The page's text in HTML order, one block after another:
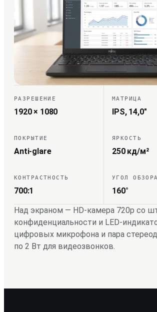
РАЗРЕШЕНИЕ
1920 × 1080
МАТРИЦА
IPS, 14,0″
ПОКРЫТИЕ
Anti-glare
ЯРКОСТЬ
250 кд/м²
КОНТРАСТНОСТЬ
700:1
УГОЛ ОБЗОРА
160°
Над экраном — HD-камера 720p со
конфиденциальности и LED-
цифровых микрофона и пара
по 2 Вт для видеозвонков.